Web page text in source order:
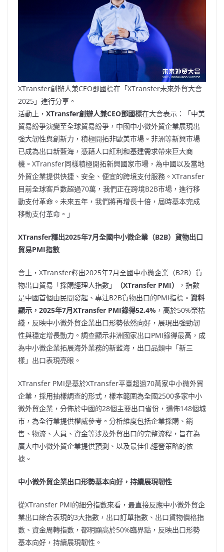
XTransfer創辦人兼CEO鄧國標在「XTransfer未來外貿大會
2025」進行分享。
活動上， XTransfer創辦人兼CEO鄧國標在大會表示：「中美
貿易紛爭演變至全球貿易紛爭，中國中小微外貿企業展現出
強大韌性與創新力，積極開拓非歐美市場。非洲等新興市場
已成為出口新藍海，憑藉人口紅利和基建需求帶來巨大商
機。XTransfer同樣積極開拓新興國家市場，為中國以及當地
外貿企業提供快捷、安全、便宜的跨境支付服務。XTransfer
目前全球客戶數超過70萬，我們正在跨境B2B市場，進行移
動支付革命。未來五年，我們將再增長十倍，屆時基本完成
移動支付革命。」
XTransfer釋出2025年7月全國中小微企業（B2B）貨物出口
貿易PMI指數
會上，XTransfer釋出2025年7月全國中小微企業（B2B）貨
物出口貿易「採購經理人指數」
（XTransfer PMI）
，指數
是中國首個由民間發起、專注B2B貨物出口的PMI指標。 資料
顯示， 2025年7月XTransfer PMI錄得52.4% ，高於50%榮枯
綫，反映中小微外貿企業出口形勢依然向好，展現出強勁韌
性與穩定增長動力。調查顯示非洲國家出口PMI錄得最高，成
為中小微企業拓展海外業務的新藍海，出口品類中「新三
樣」出口表現亮眼。
XTransfer PMI是基於XTransfer平臺超過70萬家中小微外貿
企業，採用抽樣調查的形式，樣本範圍為全國2500多家中小
微外貿企業，分佈於中國的28個主要出口省份，遍佈148個城
市，為全行業提供權威參考。分析維度包括企業採購、銷
售、物流、人員、資金等涉及外貿出口的完整流程，旨在為
廣大中小微外貿企業提供預測、以及最佳化經營策略的依
據。
中小微外貿企業出口形勢基本向好，持續展現韌性
從XTransfer PMI的細分指數來看，最直接反應中小微外貿企
業出口綜合表現的3大指數，出口訂單指數、出口貨物價格指
數、資金周轉指數，都明顯高於50%臨界點，反映出口形勢
基本向好，持續展現韌性。